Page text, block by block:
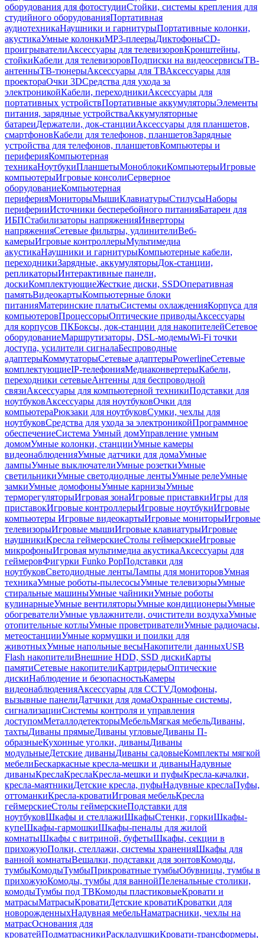
оборудования для фотостудииСтойки, системы крепления для
студийного оборудованияПортативная
аудиотехникаНаушники и гарнитурыПортативные колонки,
акустикаУмные колонкиMP3-плеерыДиктофоныCD-
проигрывателиАксессуары для телевизоровКронштейны,
стойкиКабели для телевизоровПодписки на видеосервисыТВ-
антенныТВ-тюнерыАксессуары для ТВАксессуары для
проектораОчки 3DСредства для ухода за
электроникойКабели, переходникиАксессуары для
портативных устройствПортативные аккумуляторыЭлементы
питания, зарядные устройстваАккумуляторные
батареиДержатели, док-станцииАксессуары для планшетов,
смартфоновКабели для телефонов, планшетовЗарядные
устройства для телефонов, планшетовКомпьютеры и
периферияКомпьютерная
техникаНоутбукиПланшетыМоноблокиКомпьютерыИгровые
компьютерыИгровые консолиСерверное
оборудованиеКомпьютерная
периферияМониторыМышиКлавиатурыСтилусыНаборы
периферииИсточники бесперебойного питанияБатареи для
ИБПСтабилизаторы напряженияИнверторы
напряженияСетевые фильтры, удлинителиВеб-
камерыИгровые контроллерыМультимедиа
акустикаНаушники и гарнитурыКомпьютерные кабели,
переходникиЗарядные, аккумуляторыДок-станции,
репликаторыИнтерактивные панели,
доскиКомплектующиеЖесткие диски, SSDОперативная
памятьВидеокартыКомпьютерные блоки
питанияМатеринские платыСистемы охлажденияКорпуса для
компьютеровПроцессорыОптические приводыАксессуары
для корпусов ПКБоксы, док-станции для накопителейСетевое
оборудованиеМаршрутизаторы, DSL-модемыWi-Fi точки
доступа, усилители сигналаБеспроводные
адаптерыКоммутаторыСетевые адаптерыPowerlineСетевые
комплектующиеIP-телефонияМедиаконвертерыКабели,
переходники сетевыеАнтенны для беспроводной
связиАксессуары для компьютерной техникиПодставки для
ноутбуковАксессуары для ноутбуковОчки для
компьютераРюкзаки для ноутбуковСумки, чехлы для
ноутбуковСредства для ухода за электроникойПрограммное
обеспечениеСистема Умный домУправление умным
домомУмные колонки, станцииУмные камеры
видеонаблюденияУмные датчики для домаУмные
лампыУмные выключателиУмные розеткиУмные
светильникиУмные светодиодные лентыУмные релеУмные
замкиУмные домофоныУмные карнизыУмные
терморегуляторыИгровая зонаИгровые приставкиИгры для
приставокИгровые контроллерыИгровые ноутбукиИгровые
компьютеры Игровые видеокартыИгровые мониторыИгровые
телевизорыИгровые мышиИгровые клавиатурыИгровые
наушникиКресла геймерскиеСтолы геймерскиеИгровые
микрофоныИгровая мультимедиа акустикаАксессуары для
геймеровФигурки Funko PopПодставки для
ноутбуковСветодиодные лентыЛампы для мониторовУмная
техникаУмные роботы-пылесосыУмные телевизорыУмные
стиральные машиныУмные чайникиУмные роботы
кулинарныеУмные вентиляторыУмные кондиционерыУмные
обогревателиУмные увлажнители, очистители воздухаУмные
отопительные котлыУмные проветривателиУмные радиочасы,
метеостанцииУмные кормушки и поилки для
животныхУмные напольные весыНакопители данныхUSB
Flash накопителиВнешние HDD, SSD дискиКарты
памятиСетевые накопителиКартридерыОптические
дискиНаблюдение и безопасностьКамеры
видеонаблюденияАксессуары для CCTVДомофоны,
вызывные панелиДатчики для домаОхранные системы,
сигнализацииСистемы контроля и управления
доступомМеталлодетекторыМебельМягкая мебельДиваны,
тахтыДиваны прямыеДиваны угловыеДиваны П-
образныеКухонные уголки, диваныДиваны
модульныеДетские диваныДиваны садовыеКомплекты мягкой
мебелиБескаркасные кресла-мешки и диваныНадувные
диваныКреслаКреслаКресла-мешки и пуфыКресла-качалки,
кресла-маятникиДетские кресла, пуфыНадувные креслаПуфы,
оттоманкиКресла-кроватиИгровая мебельКресла
геймерскиеСтолы геймерскиеПодставки для
ноутбуковШкафы и стеллажиШкафыСтенки, горкиШкафы-
купеШкафы-гармошкиШкафы-пеналы для жилой
комнатыШкафы с витриной, буфетыШкафы, секции в
прихожуюПолки, стеллажи, системы храненияШкафы для
ванной комнатыВешалки, подставки для зонтовКомоды,
тумбыКомодыТумбыПрикроватные тумбыОбувницы, тумбы в
прихожуюКомоды, тумбы для ваннойПеленальные столики,
комодыТумбы под ТВКомоды пластиковыеКровати и
матрасыМатрасыКроватиДетские кроватиКроватки для
новорожденныхНадувная мебельНаматрасники, чехлы на
матрасОснования для
кроватейПодматрасникиРаскладушкиКровати-трансформеры,